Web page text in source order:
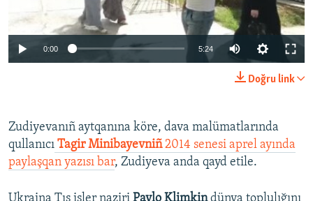
0:00 5:24
Doğru link
​Zudiyevanıñ aytqanına köre, dava malümatlarında
qullanıcı Tagir Minibayevniñ2014 senesi aprel ayında
paylaşqan yazısı bar, Zudiyeva anda qayd etile.